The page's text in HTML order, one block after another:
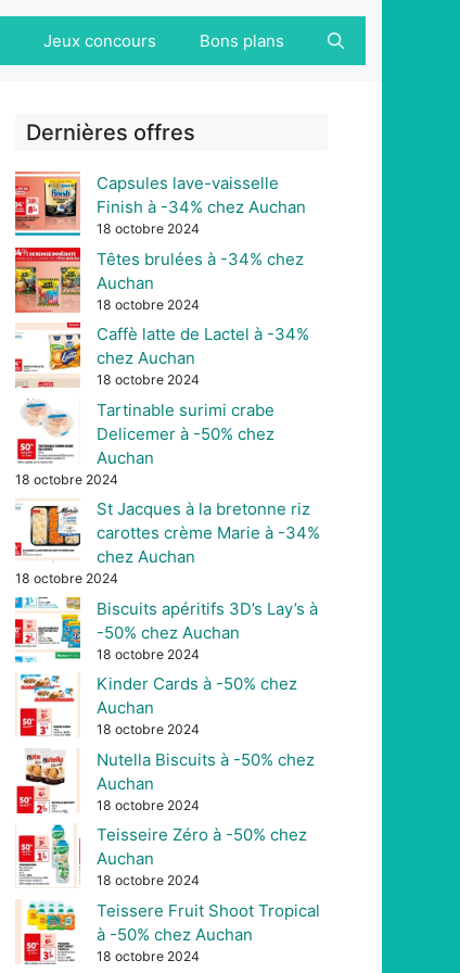
Jeux concours Bons plans
Dernières offres
Capsules lave-vaisselle
Finish à -34% chez Auchan
18 octobre 2024
Têtes brulées à -34% chez
Auchan
18 octobre 2024
Caffè latte de Lactel à -34%
chez Auchan
18 octobre 2024
Tartinable surimi crabe
Delicemer à -50% chez
Auchan
18 octobre 2024
St Jacques à la bretonne riz
carottes crème Marie à -34%
chez Auchan
18 octobre 2024
Biscuits apéritifs 3D’s Lay’s à
-50% chez Auchan
18 octobre 2024
Kinder Cards à -50% chez
Auchan
18 octobre 2024
Nutella Biscuits à -50% chez
Auchan
18 octobre 2024
Teisseire Zéro à -50% chez
Auchan
18 octobre 2024
Teissere Fruit Shoot Tropical
à -50% chez Auchan
18 octobre 2024